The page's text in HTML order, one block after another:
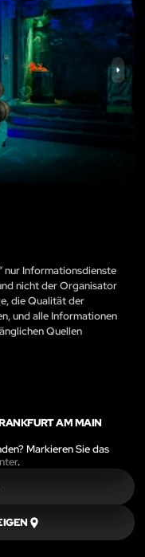
nur Informationsdienste
nicht der Organisator
die Qualität der
und alle Informationen
Quellen
AM MAIN
Markieren Sie das
.